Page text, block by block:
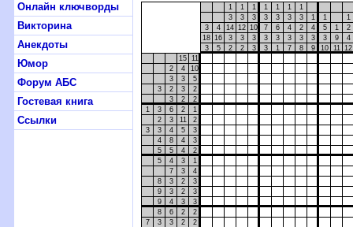
Онлайн ключворды
Викторина
Анекдоты
Юмор
Форум АБС
Гостевая книга
Ссылки
1 1 1 1 1 1
1
3
3 3 3 3 3 3 1 1
1
3
4 14 12 10 7 6 4 2 4 5 1
2
18 16 3 3 3 3 3 3 3 3 3 9
4
3
5 2 2 3 3 1 7 8 9 10 11 12
15 11
2
4
10
3
3
5
3
2 3
2
3
2
2
1
3 6 2
1
2
3 11
2
3
3 4 5
3
4
8 4
3
5
5 4
2
5
4 3
1
7
3
4
8
3 2
3
9
3 2
3
9
4 3
3
8
6 2
2
7
3 3 2
2